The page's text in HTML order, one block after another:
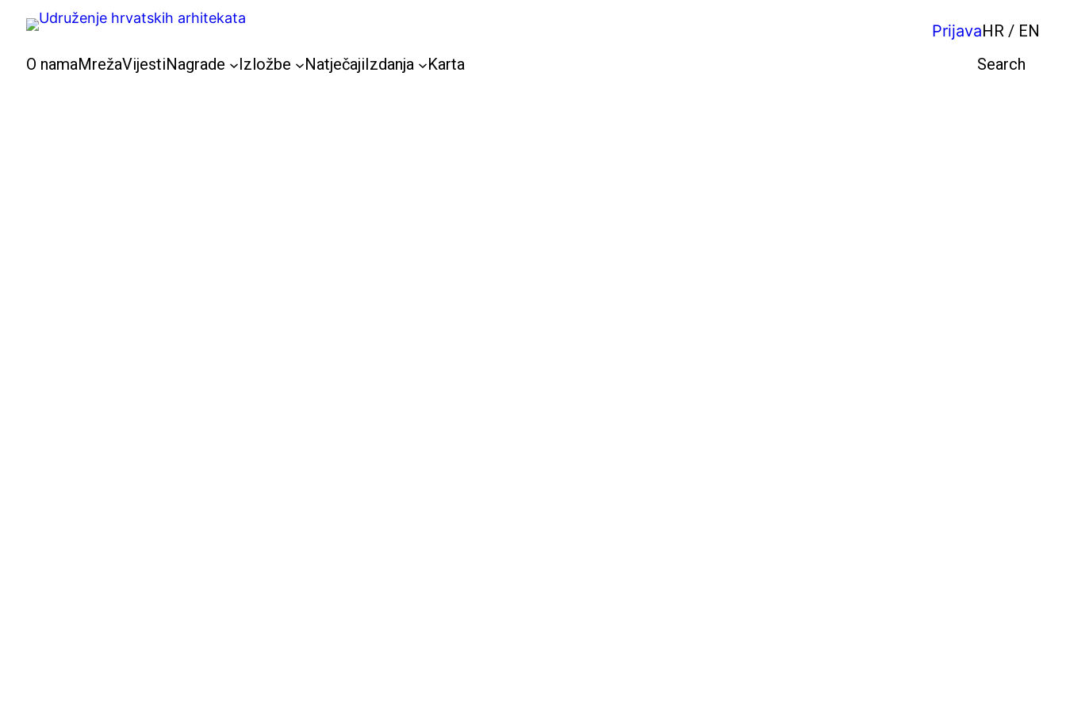
Skoči
sadržaja
PrijavaHR / EN
O namaMrežaVijestiNagrade Izložbe NatječajiIzdanja Karta